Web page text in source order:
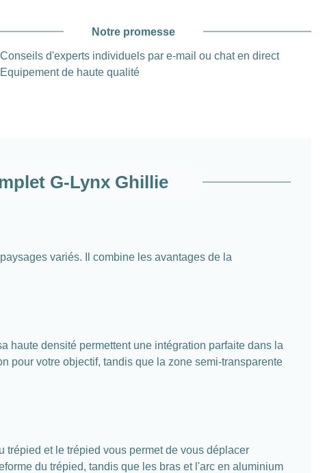
Notre promesse
Conseils d'experts individuels par e-mail ou chat en direct
Equipement de haute qualité
G-Lynx Ghillie
variés. Il combine les avantages de la
haute densité permettent une intégration parfaite dans la
pour votre objectif, tandis que la zone semi-transparente
trépied et le trépied vous permet de vous déplacer
du trépied, tandis que les bras et l'arc en aluminium